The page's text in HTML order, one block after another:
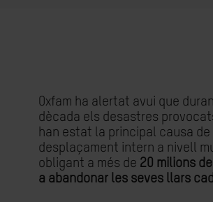
Oxfam ha alertat avui que
dècada els desastres
han estat la principal causa de
desplaçament intern a nivell
obligant a més de 20 milions
a abandonar les seves llars